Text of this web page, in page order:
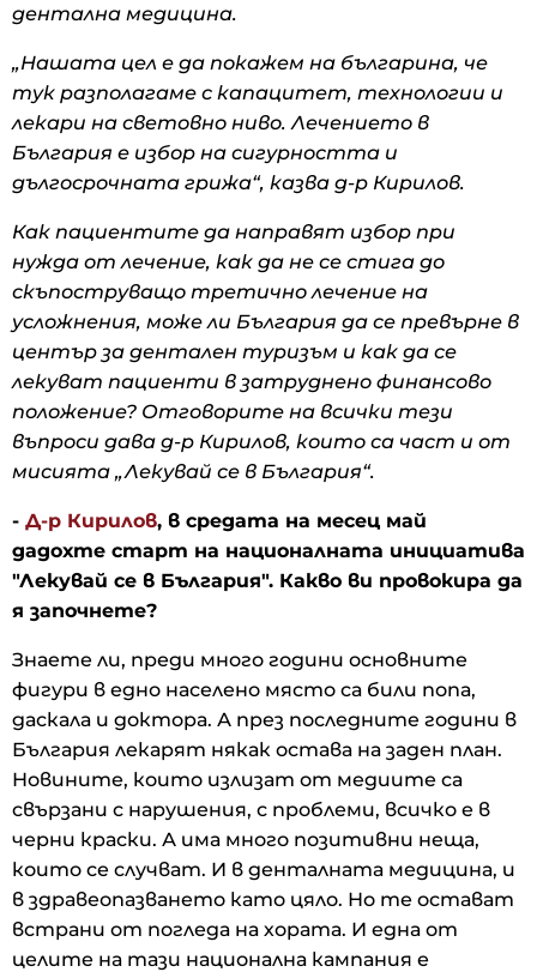
дентална медицина.
„Нашата цел е да покажем на българина, че
тук разполагаме с капацитет, технологии и
лекари на световно ниво. Лечението в
България е избор на сигурността и
дългосрочната грижа“, казва д-р Кирилов.
Как пациентите да направят избор при
нужда от лечение, как да не се стига до
скъпоструващо третично лечение на
усложнения, може ли България да се превърне в
център за дентален туризъм и как да се
лекуват пациенти в затруднено финансово
положение? Отговорите на всички тези
въпроси дава д-р Кирилов, които са част и от
мисията „Лекувай се в България“.
- Д-р Кирилов, в средата на месец май
дадохте старт на националната инициатива
"Лекувай се в България". Какво ви провокира да
я започнете?
Знаете ли, преди много години основните
фигури в едно населено място са били попа,
даскала и доктора. А през последните години в
България лекарят някак остава на заден план.
Новините, които излизат от медиите са
свързани с нарушения, с проблеми, всичко е в
черни краски. А има много позитивни неща,
които се случват. И в денталната медицина, и
в здравеопазването като цяло. Но те остават
встрани от погледа на хората. И една от
целите на тази национална кампания е